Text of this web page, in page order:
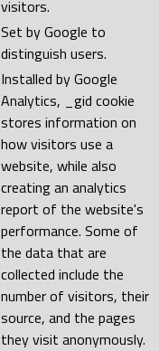
visitors.
Set by Google to
distinguish users.
Installed by Google
Analytics, _gid cookie
stores information on
how visitors use a
website, while also
creating an analytics
report of the website's
performance. Some of
the data that are
collected include the
number of visitors, their
source, and the pages
they visit anonymously.